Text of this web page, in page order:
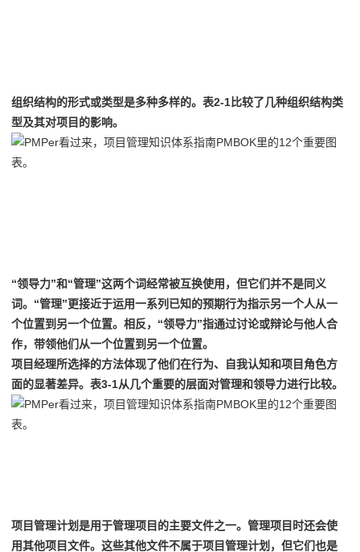
组织结构的形式或类型是多种多样的。表2-1比较了几种组织结构类
型及其对项目的影响。
“领导力”和“管理”这两个词经常被互换使用，但它们并不是同义
词。“管理”更接近于运用一系列已知的预期行为指示另一个人从一
个位置到另一个位置。相反，“领导力”指通过讨论或辩论与他人合
作，带领他们从一个位置到另一个位置。
项目经理所选择的方法体现了他们在行为、自我认知和项目角色方
面的显著差异。表3-1从几个重要的层面对管理和领导力进行比较。
项目管理计划是用于管理项目的主要文件之一。管理项目时还会使
用其他项目文件。这些其他文件不属于项目管理计划，但它们也是